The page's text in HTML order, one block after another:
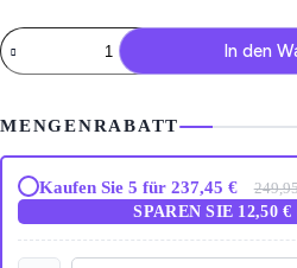
Vozol
Vape
Rave
Menge
In den
MENGENRABATT
Kaufen Sie 5 für 237,45 €
SPAREN SIE 12,50 €